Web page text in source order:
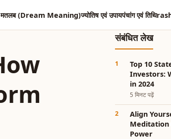
मतलब (Dream Meaning)ज्योतिष एवं उपायपंचांग एवं तिथि
संबंधित लेख
Top 10
Investors:
in 2024
5 मिनट पढ़ें
Align
Meditation
Power